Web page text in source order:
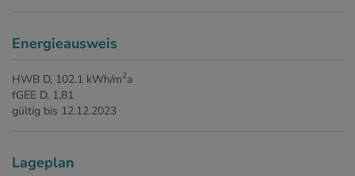
Energieausweis
HWB D, 102.1 kWh/m2a
fGEE D, 1,81
gültig bis 12.12.2023
Lageplan